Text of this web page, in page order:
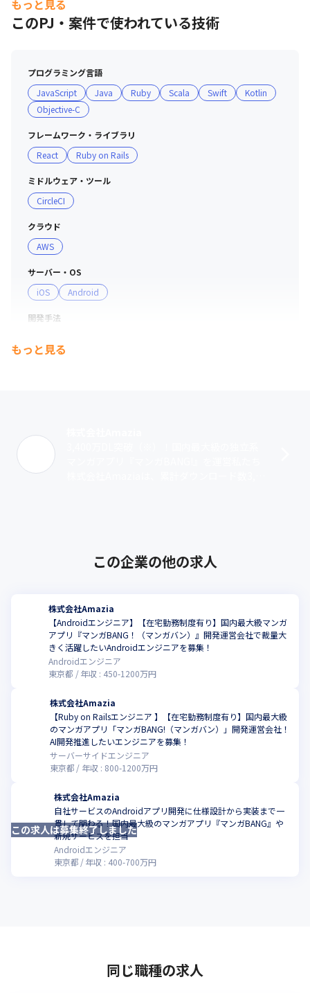
[歓迎要件]
・ABTest
・InAppMessaging
・テスト
・Quick
・Nimble
・Cuckoo
・Snapkit
・SwaggerClient (Open API Generator)
<開発ツール>
・Xcode
・SwiftLint
＜開発の進め方＞
まず企画/運営チームおよびエンジニアで企画を行いま
■タスクの見積もり、スケジュール管理
タスクの見積もりは各担当分野のエンジニアに任せていま
す。
プリントの期間は2週間です。
■コードレビュー
エンジニア同士でのピアレビューとCTOによるレビュー
の2段階で実施します。
また、必要に応じてペアプロやモブプログラミングを実施
ュー会を行うこともあります。
■ソフトウェアテスト
機能の追加、変更が多いため、ソフトウェアテストは重要
機能の単体テストがメインとなっています。
テストの自動化は今後力を入れていきたい分野です。
＜サービス開発へのAI導入の取り組み＞
現在、サービス開発へのAI活用検証をすすめているフェー
具体的にはGitHub Copilot、Claude codeを導入して利
サーバーサイドチーム：
正社員サーバーサイドエンジニア2名、正社員インフラ
もっと見る
このPJ・案件で使われている技術
プログラミング言語
JavaScript
Java Ruby Scala Swift
Kotlin
Objective-C
フレームワーク・ライブラリ
React
Ruby on Rails
ミドルウェア・ツール
CircleCI
クラウド
AWS
サーバー・OS
iOS
Android
開発手法
もっと見る
この企業の他の求人
株式会社Amazia
【Androidエンジニア】【在宅勤務制度有り】国内最大級マンガ
アプリ『マンガBANG！（マンガバン）』開発運営会社で裁量大
きく活躍したいAndroidエンジニアを募集！
Androidエンジニア
東京都
年収 : 450-1200万円
株式会社Amazia
【Ruby on Railsエンジニア 】【在宅勤務制度有り】国内最大級
のマンガアプリ「マンガBANG!（マンガバン）」開発運営会社！
AI開発推進したいエンジニアを募集！
サーバーサイドエンジニア
東京都
年収 : 800-1200万円
株式会社Amazia
自社サービスのAndroidアプリ開発に仕様設計から実装まで一
貫して関わる！国内最大級のマンガアプリ『マンガBANG』や
新規サービスを担当
Androidエンジニア
東京都
年収 : 400-700万円
この求人は募集終了しました
同じ職種の求人